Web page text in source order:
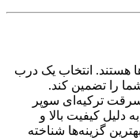
هستند. انتخاب یک درب
را تضمین کند.
ترکیه‌ای سوپر
به دلیل کیفیت بالا و
گزینه‌ها شناخته